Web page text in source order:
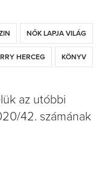
NŐK LAPJA VILÁG
HERCEG KÖNYV
az utóbbi
42. számának